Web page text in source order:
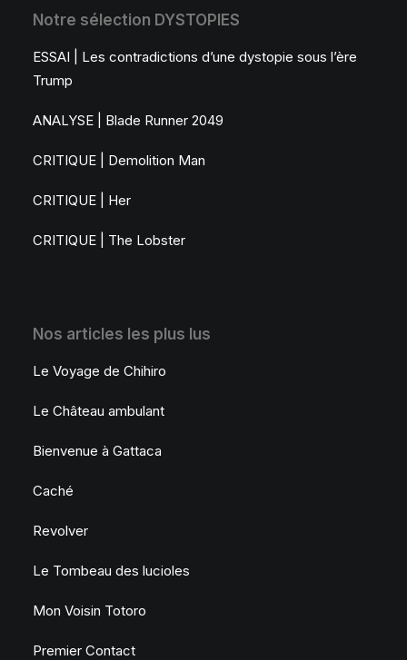
Notre sélection DYSTOPIES
ESSAI | Les contradictions d’une dystopie sous l’ère
Trump
ANALYSE | Blade Runner 2049
CRITIQUE | Demolition Man
CRITIQUE | Her
CRITIQUE | The Lobster
Nos articles les plus lus
Le Voyage de Chihiro
Le Château ambulant
Bienvenue à Gattaca
Caché
Revolver
Le Tombeau des lucioles
Mon Voisin Totoro
Premier Contact